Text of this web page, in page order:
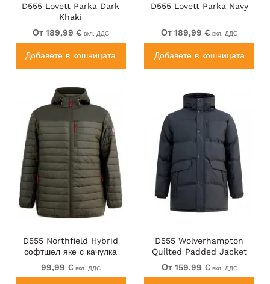
D555 Lovett Parka Dark
Khaki
От 189,99 € вкл. ДДС
Добавете в кошницата
D555 Lovett Parka Navy
От 189,99 € вкл. ДДС
Добавете в кошницата
D555 Northfield Hybrid
софтшел яке с качулка
каки
99,99 € вкл. ДДС
D555 Wolverhampton
Quilted Padded Jacket
with Hood Black
От 159,99 € вкл. ДДС